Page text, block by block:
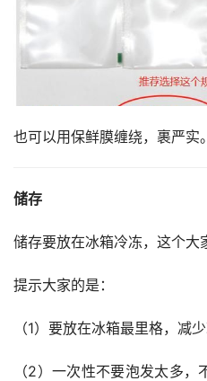
也可以用保鲜膜缠绕，裹严实。
储存
储存要放在冰箱冷冻，这个大
提示大家的是：
（1）要放在冰箱最里格，减
（2）一次性不要泡发太多